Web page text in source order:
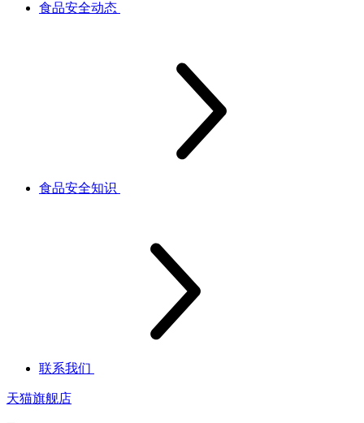
食品安全动态
食品安全知识
联系我们
天猫旗舰店